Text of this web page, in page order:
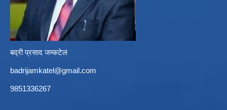
बद्री प्रसाद जम्कटेल
badrijamkatel@gmail.com
9851336267